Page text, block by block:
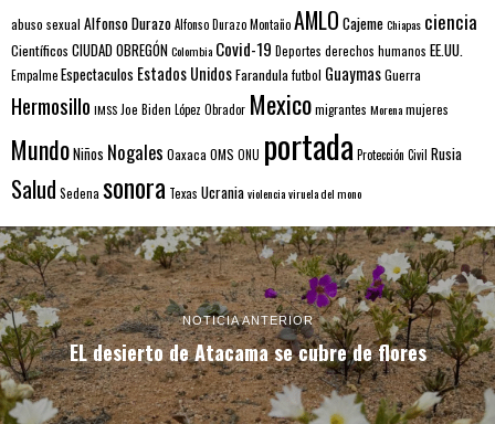
abuso sexual Alfonso DurazoAlfonso Durazo MontañoAMLO CajemeChiapas ciencia
Científicos CIUDAD OBREGÓNColombia Covid-19 Deportes derechos humanos EE.UU.
EmpalmeEspectaculos Estados UnidosFarandulafutbol GuaymasGuerra
Hermosillo IMSS Joe Biden López Obrador Mexicomigrantes Morenamujeres
MundoNiños Nogales Oaxaca OMS ONU portada Protección Civil Rusia
Salud Sedena sonora Texas Ucraniaviolenciaviruela del mono
NOTICIA ANTERIOR
EL desierto de Atacama se cubre de flores